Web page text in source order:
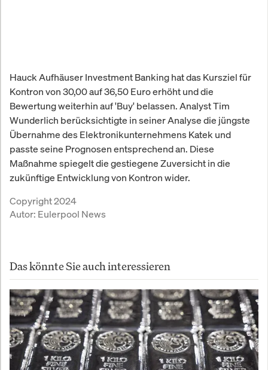
Hauck Aufhäuser Investment Banking hat das Kursziel für
Kontron von 30,00 auf 36,50 Euro erhöht und die
Bewertung weiterhin auf 'Buy' belassen. Analyst Tim
Wunderlich berücksichtigte in seiner Analyse die jüngste
Übernahme des Elektronikunternehmens Katek und
passte seine Prognosen entsprechend an. Diese
Maßnahme spiegelt die gestiegene Zuversicht in die
zukünftige Entwicklung von Kontron wider.
Copyright 2024
Autor: Eulerpool News
Das könnte Sie auch interessieren